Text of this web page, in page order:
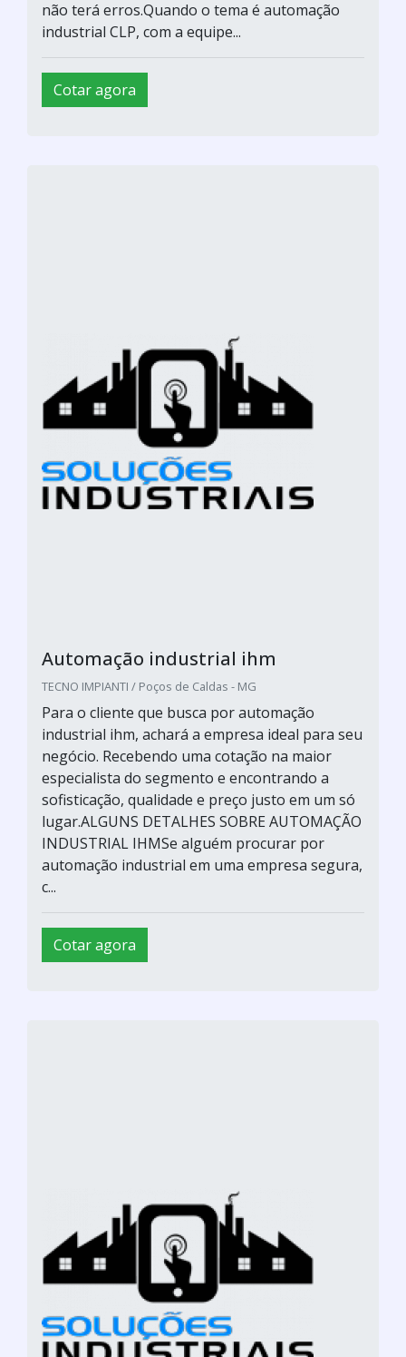
não terá erros.Quando o tema é automação
industrial CLP, com a equipe...
Cotar agora
Automação industrial ihm
TECNO IMPIANTI / Poços de Caldas - MG
Para o cliente que busca por automação
industrial ihm, achará a empresa ideal para seu
negócio. Recebendo uma cotação na maior
especialista do segmento e encontrando a
sofisticação, qualidade e preço justo em um só
lugar.ALGUNS DETALHES SOBRE AUTOMAÇÃO
INDUSTRIAL IHMSe alguém procurar por
automação industrial em uma empresa segura,
c...
Cotar agora